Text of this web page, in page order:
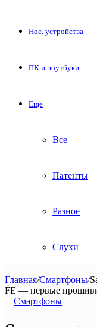
Нос. устройства
ПК и ноутбуки
Еще
Все
Патенты
Разное
Слухи
Главная/Смартфоны/
FE — первые
Смартфоны